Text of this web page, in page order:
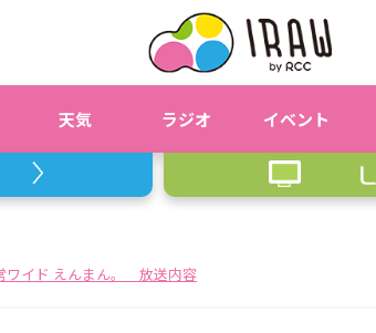
天気 ラジオ イベント
ワイド えんまん。 放送内容